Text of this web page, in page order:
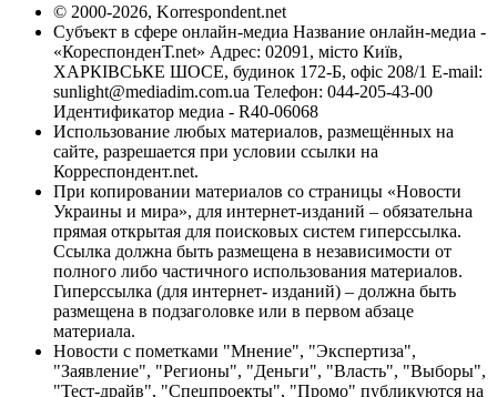
© 2000-2026, Korrespondent.net
Субъект в сфере онлайн-медиа Название онлайн-медиа -
«КореспонденТ.net» Адрес: 02091, місто Київ,
ХАРКІВСЬКЕ ШОСЕ, будинок 172-Б, офіс 208/1 E-mail:
sunlight@mediadim.com.ua Телефон: 044-205-43-00
Идентификатор медиа - R40-06068
Использование любых материалов, размещённых на
сайте, разрешается при условии ссылки на
Корреспондент.net.
При копировании материалов со страницы «Новости
Украины и мира», для интернет-изданий – обязательна
прямая открытая для поисковых систем гиперссылка.
Ссылка должна быть размещена в независимости от
полного либо частичного использования материалов.
Гиперссылка (для интернет- изданий) – должна быть
размещена в подзаголовке или в первом абзаце
материала.
Новости с пометками "Мнение", "Экспертиза",
"Заявление", "Регионы", "Деньги", "Власть", "Выборы",
"Тест-драйв", "Спецпроекты", "Промо" публикуются на